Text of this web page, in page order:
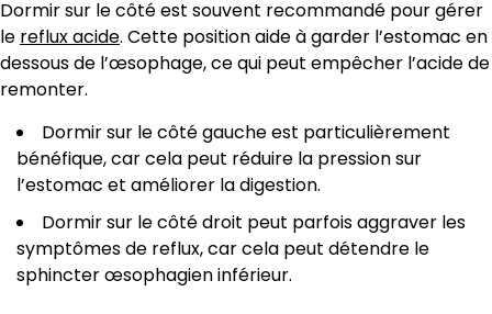
Dormir sur le côté est souvent recommandé pour gérer
le reflux acide. Cette position aide à garder l’estomac en
dessous de l’œsophage, ce qui peut empêcher l’acide de
remonter.
Dormir sur le côté gauche est particulièrement
bénéfique, car cela peut réduire la pression sur
l’estomac et améliorer la digestion.
Dormir sur le côté droit peut parfois aggraver les
symptômes de reflux, car cela peut détendre le
sphincter œsophagien inférieur.